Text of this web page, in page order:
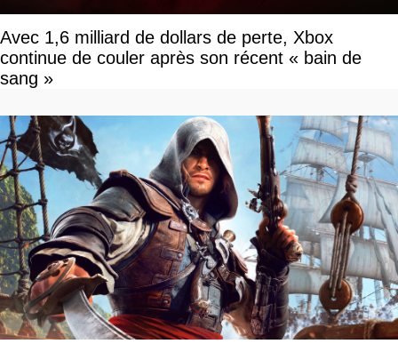
Avec 1,6 milliard de dollars de perte, Xbox
continue de couler après son récent « bain de
sang »